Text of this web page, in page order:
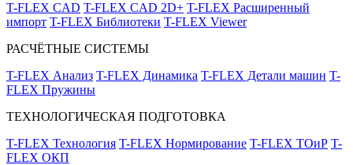
T-FLEX CAD T-FLEX CAD 2D+ T-FLEX Расширенный
импорт T-FLEX Библиотеки T-FLEX Viewer
РАСЧЁТНЫЕ СИСТЕМЫ
T-FLEX Анализ T-FLEX Динамика T-FLEX Детали машин T-
FLEX Пружины
ТЕХНОЛОГИЧЕСКАЯ ПОДГОТОВКА
T-FLEX Технология T-FLEX Нормирование T-FLEX ТОиР T-
FLEX ОКП